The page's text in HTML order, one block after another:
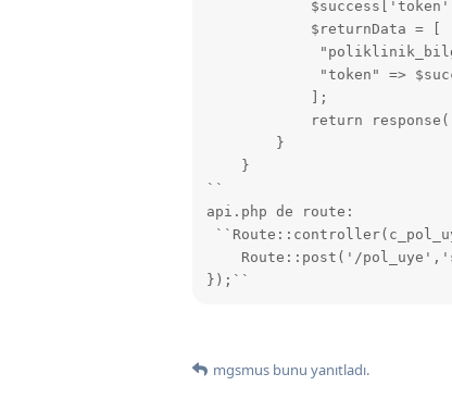
            $returnData = [
"token" =>
            ];
return
        }
    }
``
api.php de route:
Route::post('/
});``
mgsmus bunu yanıtladı.